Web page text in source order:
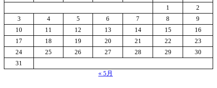
1
2
3
4 5 6 7 8
9
10
11 12 13 14 15
16
17
18 19 20 21 22
23
24
25 26 27 28 29
30
31
« 5月